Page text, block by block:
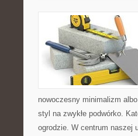
nowoczesny minimalizm
styl na zwykłe podwórko.
ogrodzie. W centrum naszej